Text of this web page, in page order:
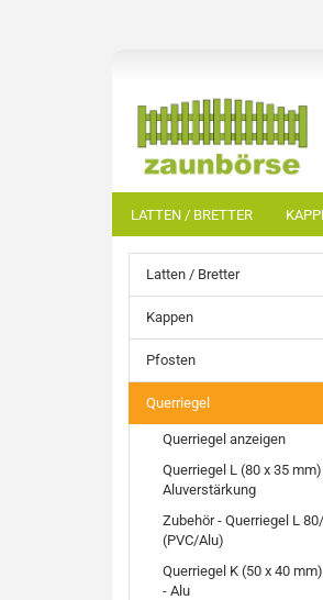
LATTEN / BRETTER
Latten / Bretter
Kappen
Pfosten
Querriegel
Querriegel anzeigen
Querriegel L (80 x 35
Aluverstärkung
Zubehör - Querriegel L
(PVC/Alu)
Querriegel K (50 x 40
- Alu